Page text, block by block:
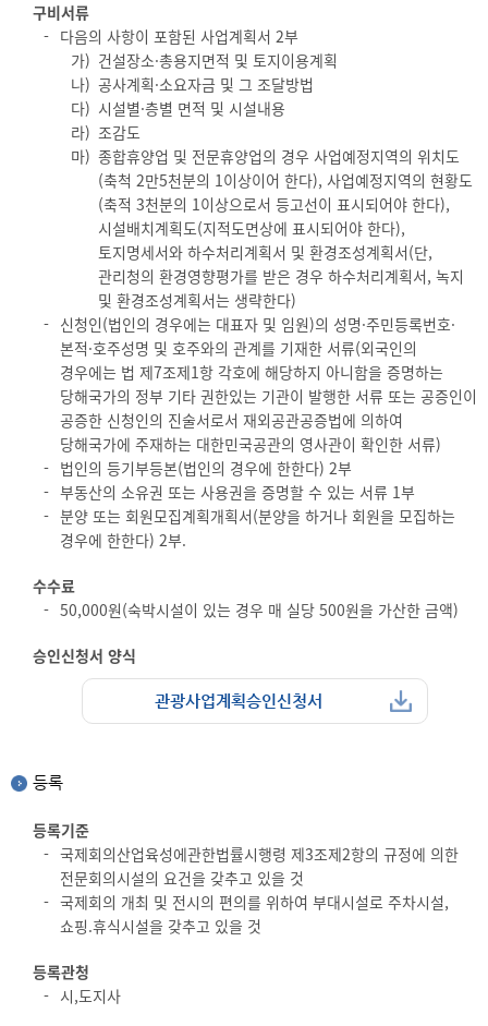
구비서류
다음의 사항이 포함된 사업계획서 2부
가) 건설장소·총용지면적 및 토지이용계획
나) 공사계획·소요자금 및 그 조달방법
다) 시설별·층별 면적 및 시설내용
라) 조감도
마) 종합휴양업 및 전문휴양업의 경우 사업예정지역의 위치도
(축척 2만5천분의 1이상이어 한다), 사업예정지역의 현황도
(축적 3천분의 1이상으로서 등고선이 표시되어야 한다),
시설배치계획도(지적도면상에 표시되어야 한다),
토지명세서와 하수처리계획서 및 환경조성계획서(단,
관리청의 환경영향평가를 받은 경우 하수처리계획서, 녹지
및 환경조성계획서는 생략한다)
신청인(법인의 경우에는 대표자 및 임원)의 성명·주민등록번호·
본적·호주성명 및 호주와의 관계를 기재한 서류(외국인의
경우에는 법 제7조제1항 각호에 해당하지 아니함을 증명하는
당해국가의 정부 기타 권한있는 기관이 발행한 서류 또는 공증인이
공증한 신청인의 진술서로서 재외공관공증법에 의하여
당해국가에 주재하는 대한민국공관의 영사관이 확인한 서류)
법인의 등기부등본(법인의 경우에 한한다) 2부
부동산의 소유권 또는 사용권을 증명할 수 있는 서류 1부
분양 또는 회원모집계획개획서(분양을 하거나 회원을 모집하는
경우에 한한다) 2부.
수수료
50,000원(숙박시설이 있는 경우 매 실당 500원을 가산한 금액)
승인신청서 양식
관광사업계획승인신청서
등록
등록기준
국제회의산업육성에관한법률시행령 제3조제2항의 규정에 의한
전문회의시설의 요건을 갖추고 있을 것
국제회의 개최 및 전시의 편의를 위하여 부대시설로 주차시설,
쇼핑.휴식시설을 갖추고 있을 것
등록관청
시,도지사